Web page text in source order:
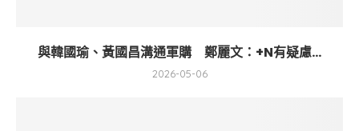
與韓國瑜、黃國昌溝通軍購 鄭麗文：+N有疑慮...
2026-05-06